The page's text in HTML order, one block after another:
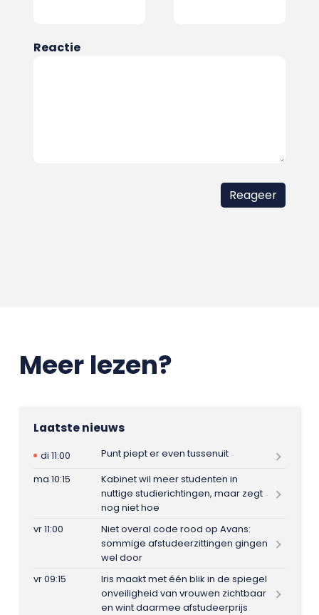
Reactie
Meer lezen?
Laatste nieuws
di 11:00
Punt piept er even tussenuit
ma 10:15
Kabinet wil meer studenten in
nuttige studierichtingen, maar zegt
nog niet hoe
vr 11:00
Niet overal code rood op Avans:
sommige afstudeerzittingen gingen
wel door
vr 09:15
Iris maakt met één blik in de spiegel
onveiligheid van vrouwen zichtbaar
en wint daarmee afstudeerprijs